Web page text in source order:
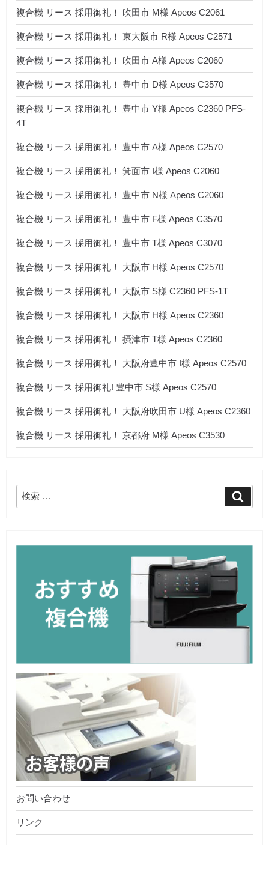
複合機 リース 採用御礼！ 吹田市 M様 Apeos C2061
複合機 リース 採用御礼！ 東大阪市 R様 Apeos C2571
複合機 リース 採用御礼！ 吹田市 A様 Apeos C2060
複合機 リース 採用御礼！ 豊中市 D様 Apeos C3570
複合機 リース 採用御礼！ 豊中市 Y様 Apeos C2360 PFS-
4T
複合機 リース 採用御礼！ 豊中市 A様 Apeos C2570
複合機 リース 採用御礼！ 箕面市 I様 Apeos C2060
複合機 リース 採用御礼！ 豊中市 N様 Apeos C2060
複合機 リース 採用御礼！ 豊中市 F様 Apeos C3570
複合機 リース 採用御礼！ 豊中市 T様 Apeos C3070
複合機 リース 採用御礼！ 大阪市 H様 Apeos C2570
複合機 リース 採用御礼！ 大阪市 S様 C2360 PFS-1T
複合機 リース 採用御礼！ 大阪市 H様 Apeos C2360
複合機 リース 採用御礼！ 摂津市 T様 Apeos C2360
複合機 リース 採用御礼！ 大阪府豊中市 I様 Apeos C2570
複合機 リース 採用御礼! 豊中市 S様 Apeos C2570
複合機 リース 採用御礼！ 大阪府吹田市 U様 Apeos C2360
複合機 リース 採用御礼！ 京都府 M様 Apeos C3530
検
索:
索
お問い合わせ
リンク